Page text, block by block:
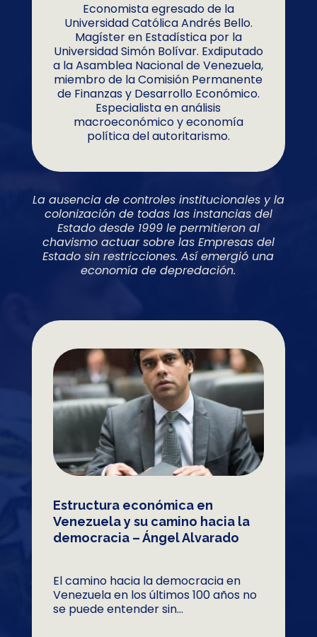
Economista egresado de la
Universidad Católica Andrés Bello.
Magíster en Estadística por la
Universidad Simón Bolívar. Exdiputado
a la Asamblea Nacional de Venezuela,
miembro de la Comisión Permanente
de Finanzas y Desarrollo Económico.
Especialista en análisis
macroeconómico y economía
política del autoritarismo.
La ausencia de controles institucionales y la
colonización de todas las instancias del
Estado desde 1999 le permitieron al
chavismo actuar sobre las Empresas del
Estado sin restricciones. Así emergió una
economía de depredación.
Estructura económica en
Venezuela y su camino hacia la
democracia – Ángel Alvarado
El camino hacia la democracia en
Venezuela en los últimos 100 años no
se puede entender sin...